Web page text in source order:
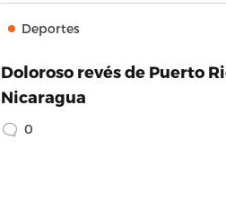
Deportes
Doloroso revés de Puerto
Nicaragua
0